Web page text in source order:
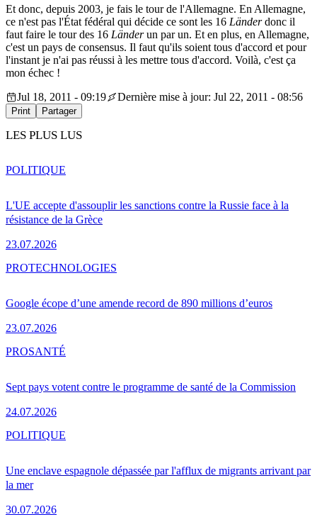
Et donc, depuis 2003, je fais le tour de l'Allemagne. En Allemagne,
ce n'est pas l'État fédéral qui décide ce sont les 16 Länderdonc il
faut faire le tour des 16 Länderun par un. Et en plus, en Allemagne,
c'est un pays de consensus. Il faut qu'ils soient tous d'accord et pour
l'instant je n'ai pas réussi à les mettre tous d'accord. Voilà, c'est ça
mon échec !
Jul 18, 2011 - 09:19
Dernière mise à jour: Jul 22, 2011 - 08:56
Print Partager
LES PLUS LUS
L'UE accepte d'assouplir les sanctions contre la Russie face à la
résistance de la Grèce
23.07.2026
POLITIQUE
Google écope d’une amende record de 890 millions d’euros
23.07.2026
PROTECHNOLOGIES
Sept pays votent contre le programme de santé de la Commission
24.07.2026
PROSANTÉ
Une enclave espagnole dépassée par l'afflux de migrants arrivant par
la mer
30.07.2026
POLITIQUE